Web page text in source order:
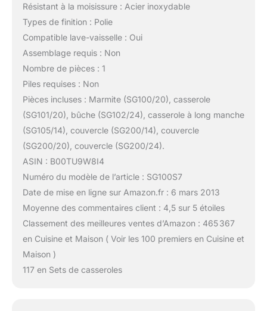
Résistant à la moisissure : Acier inoxydable
Types de finition : Polie
Compatible lave-vaisselle : Oui
Assemblage requis : Non
Nombre de pièces : 1
Piles requises : Non
Pièces incluses : Marmite (SG100/20), casserole
(SG101/20), bûche (SG102/24), casserole à long manche
(SG105/14), couvercle (SG200/14), couvercle
(SG200/20), couvercle (SG200/24).
ASIN : B00TU9W8I4
Numéro du modèle de l’article : SG100S7
Date de mise en ligne sur Amazon.fr : 6 mars 2013
Moyenne des commentaires client : 4,5 sur 5 étoiles
Classement des meilleures ventes d’Amazon : 465 367
en Cuisine et Maison ( Voir les 100 premiers en Cuisine et
Maison )
117 en Sets de casseroles